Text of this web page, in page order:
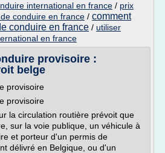
international en france / prix
conduire en france / comment
conduire en france / utiliser
en france
provisoire :
belge
provisoire
provisoire
la circulation routière prévoit que
sur la voie publique, un véhicule à
et porteur d'un permis de
délivré en Belgique, ou d'un